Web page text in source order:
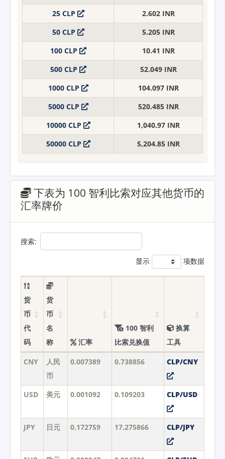
25 CLP
2.602 INR
50 CLP
5.205 INR
100 CLP
10.41 INR
500 CLP
52.049 INR
1000 CLP
104.097 INR
5000 CLP
520.485 INR
10000 CLP
1,040.97 INR
50000 CLP
5,204.85 INR
下表为 100 智利比索对应其他货币的
汇率牌价
搜索:
显示 项数据
货
币
代
码
货
币
名
称
汇率
100 智利
比索兑换值
换算
工具
CNY
人民
币
0.007389 0.738856 CLP/CNY
USD 美元 0.001092 0.109203 CLP/USD
JPY 日元 0.172759 17.275866 CLP/JPY